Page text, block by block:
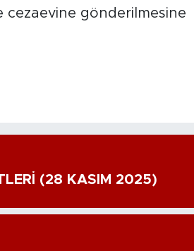
cezaevine gönderilmesine
(28 KASIM 2025)